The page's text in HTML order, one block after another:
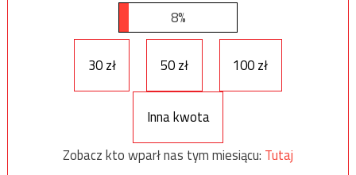
8%
30 zł 50 zł 100 zł
Inna kwota
Zobacz kto wparł nas tym miesiącu: Tutaj